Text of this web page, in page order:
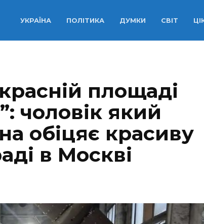
УКРАЇНА ПОЛІТИКА ДУМКИ СВІТ
площаді
чоловік який
обіцяє красиву
в Москві